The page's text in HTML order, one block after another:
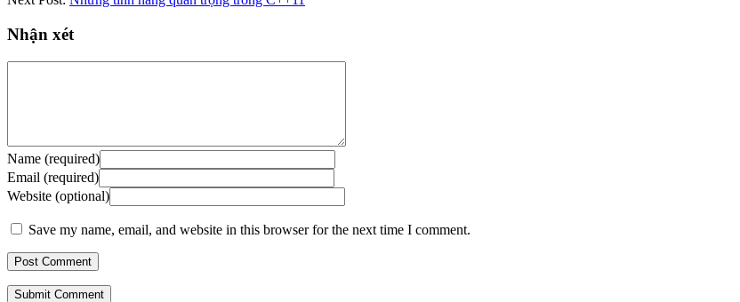
Nhận xét
Name (required)
Email (required)
Website (optional)
Save my name, email, and website in this browser for the next time I comment.
Submit Comment